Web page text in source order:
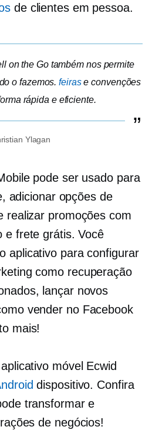
de clientes em pessoa.
on the Go também nos permite
o fazemos.feirase convenções
rápida e eficiente.
Ylagan
pode ser usado para
adicionar opções de
realizar promoções com
e frete grátis. Você
aplicativo para configurar
como recuperação
lançar novos
vender no Facebook
mais!
móvel Ecwid
dispositivo. Confira
transformar e
de negócios!